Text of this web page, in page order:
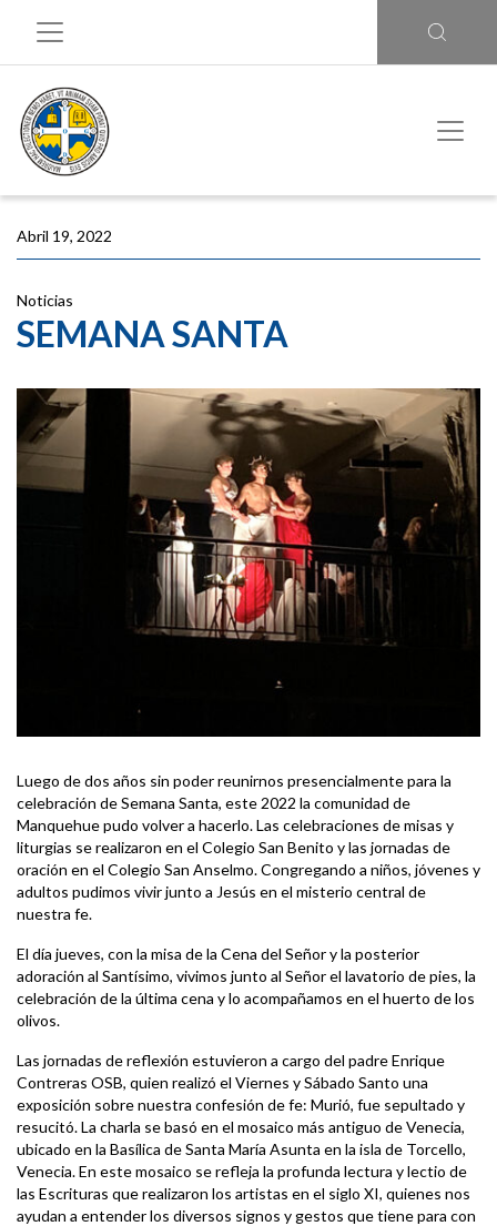
Abril 19, 2022
Noticias
SEMANA SANTA
Luego de dos años sin poder reunirnos presencialmente para la
celebración de Semana Santa, este 2022 la comunidad de
Manquehue pudo volver a hacerlo. Las celebraciones de misas y
liturgias se realizaron en el Colegio San Benito y las jornadas de
oración en el Colegio San Anselmo. Congregando a niños, jóvenes y
adultos pudimos vivir junto a Jesús en el misterio central de
nuestra fe.
El día jueves, con la misa de la Cena del Señor y la posterior
adoración al Santísimo, vivimos junto al Señor el lavatorio de pies, la
celebración de la última cena y lo acompañamos en el huerto de los
olivos.
Las jornadas de reflexión estuvieron a cargo del padre Enrique
Contreras OSB, quien realizó el Viernes y Sábado Santo una
exposición sobre nuestra confesión de fe: Murió, fue sepultado y
resucitó. La charla se basó en el mosaico más antiguo de Venecia,
ubicado en la Basílica de Santa María Asunta en la isla de Torcello,
Venecia. En este mosaico se refleja la profunda lectura y lectio de
las Escrituras que realizaron los artistas en el siglo XI, quienes nos
ayudan a entender los diversos signos y gestos que tiene para con